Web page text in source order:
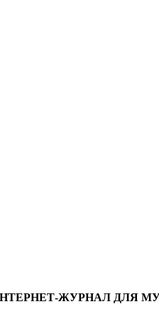
ИНТЕРНЕТ-ЖУРНАЛ ДЛЯ